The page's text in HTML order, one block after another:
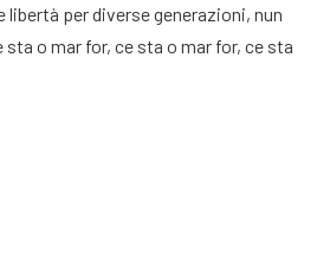
libertà per diverse generazioni, nun
o mar for, ce sta o mar for, ce sta